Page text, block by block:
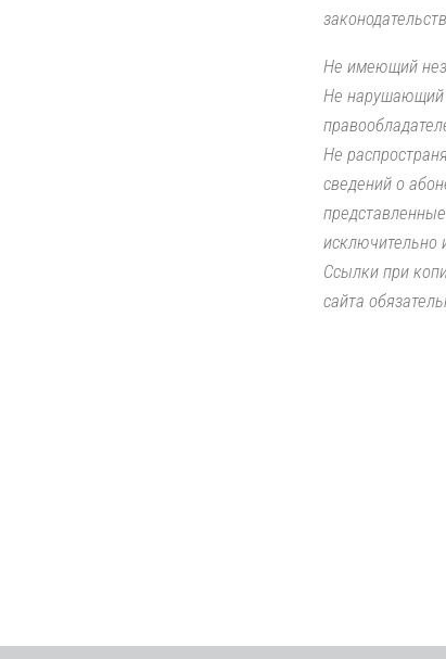
Не имеющий
Не нарушающий
Не
сведений о
исключительно
Ссылки при
сайта